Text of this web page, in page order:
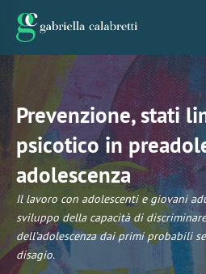
Prevenzione, stati
psicotico in
adolescenza
Il lavoro con adolescenti e giovani
sviluppo della capacità di
dell’adolescenza dai primi probabili
disagio.